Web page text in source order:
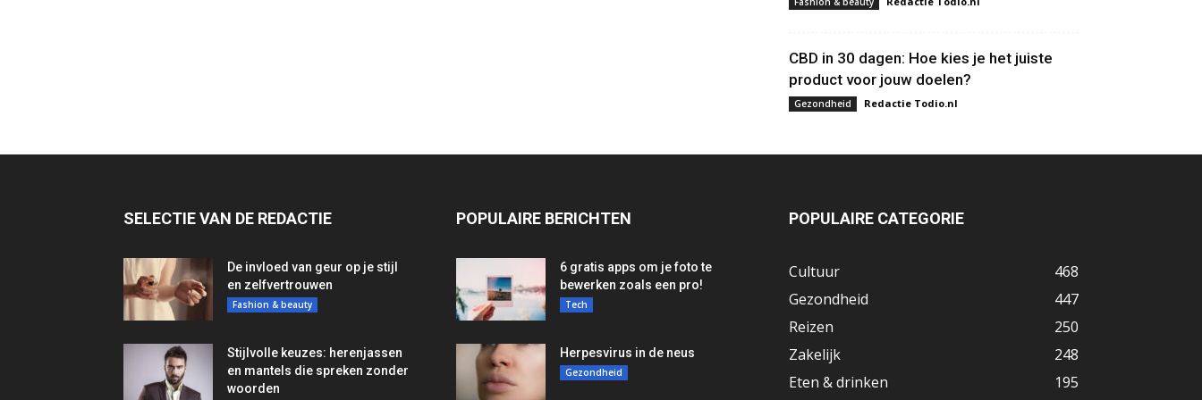
CBD in 30 dagen: Hoe kies je het juiste
product voor jouw doelen?
Gezondheid Redactie Todio.nl
SELECTIE VAN DE REDACTIE
De invloed van geur op je stijl
en zelfvertrouwen
Fashion & beauty
Stijlvolle keuzes: herenjassen
en mantels die spreken zonder
woorden
POPULAIRE BERICHTEN
6 gratis apps om je foto te
bewerken zoals een pro!
Tech
Herpesvirus in de neus
Gezondheid
POPULAIRE CATEGORIE
Cultuur
468
Gezondheid
447
Reizen
250
Zakelijk
248
Eten & drinken
195